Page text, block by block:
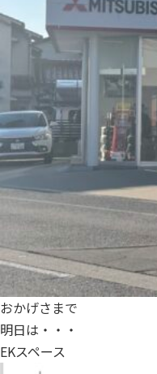
おかげさまで
明日は・・・
EKスペース